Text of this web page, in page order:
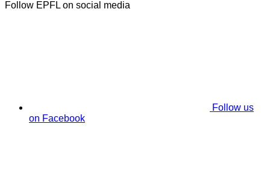
Follow EPFL on social media
Follow us
on Facebook